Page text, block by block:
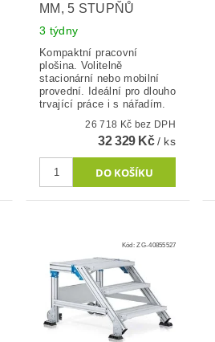
MM, 5 STUPŇŮ
3 týdny
Kompaktní pracovní
plošina. Volitelně
stacionární nebo mobilní
provední. Ideální pro dlouho
trvající práce i s nářadím.
26 718 Kč bez DPH
32 329 Kč/ ks
Kód:ZG-40855527